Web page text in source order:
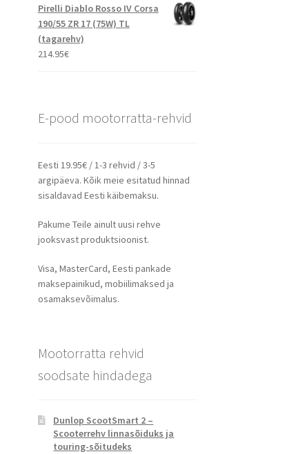
Pirelli Diablo Rosso IV Corsa
190/55 ZR 17 (75W) TL
(tagarehv)
214.95€
E-pood mootorratta-rehvid
Eesti 19.95€ / 1-3 rehvid / 3-5
argipäeva. Kõik meie esitatud hinnad
sisaldavad Eesti käibemaksu.
Pakume Teile ainult uusi rehve
jooksvast produktsioonist.
Visa, MasterCard, Eesti pankade
maksepainikud, mobiilimaksed ja
osamaksevõimalus.
Mootorratta rehvid
soodsate hindadega
Dunlop ScootSmart 2 –
Scooterrehv linnasõiduks ja
touring-sõitudeks